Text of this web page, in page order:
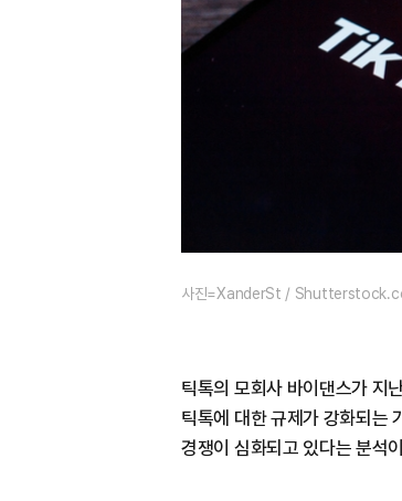
사진=XanderSt /
틱톡의 모회사 바이댄스가 지
틱톡에 대한 규제가 강화되는
경쟁이 심화되고 있다는 분석